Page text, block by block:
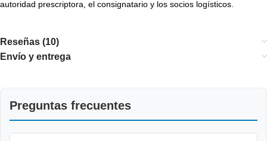
autoridad prescriptora, el consignatario y los socios logísticos.
Reseñas (10)
Envío y entrega
Preguntas frecuentes